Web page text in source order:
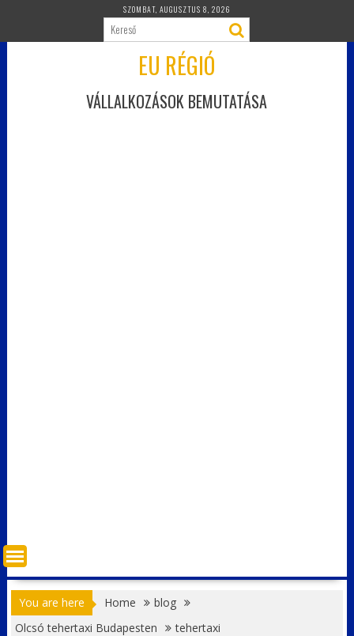
content
SZOMBAT, AUGUSZTUS 8, 2026
EU RÉGIÓ
VÁLLALKOZÁSOK BEMUTATÁSA
You are here Home
blog
Olcsó tehertaxi Budapesten
tehertaxi